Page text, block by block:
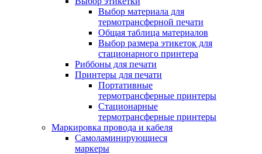
Выбор материала для
термотрансферной печати
Общая таблица материалов
Выбор размера этикеток для
стационарного принтера
Риббоны для печати
Принтеры для печати
Портативные
термотрансферные принтеры
Стационарные
термотрансферные принтеры
Маркировка провода и кабеля
Самоламинирующиеся
маркеры